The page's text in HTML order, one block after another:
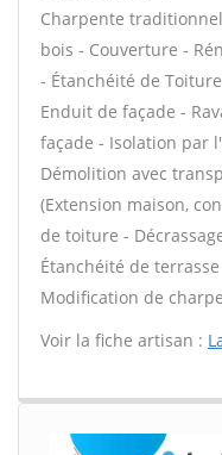
Charpente
bois - Couverture -
- Étanchéité de
Enduit de façade -
façade - Isolation par
Démolition avec
(Extension maison,
de toiture -
Étanchéité de
Modification de
Voir la fiche artisan :